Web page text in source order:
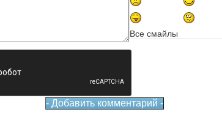
Все смайлы